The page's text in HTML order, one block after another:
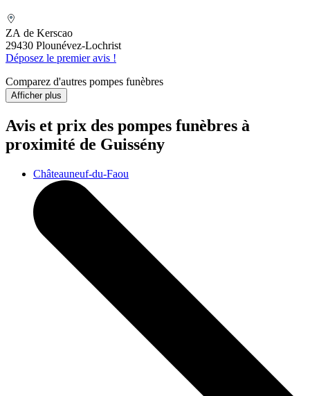
ZA de Kerscao
29430 Plounévez-Lochrist
Déposez le premier avis !
Comparez d'autres pompes funèbres
Afficher plus
Avis et prix des pompes funèbres à
proximité de Guissény
Châteauneuf-du-Faou